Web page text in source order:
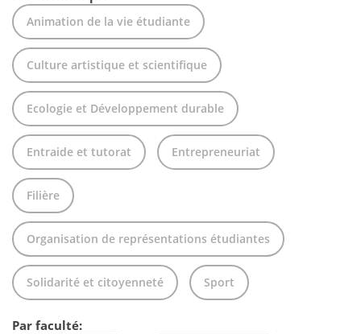
Animation de la vie étudiante
Culture artistique et scientifique
Ecologie et Développement durable
Entraide et tutorat Entrepreneuriat
Filière
Organisation de représentations étudiantes
Solidarité et citoyenneté Sport
Par faculté: